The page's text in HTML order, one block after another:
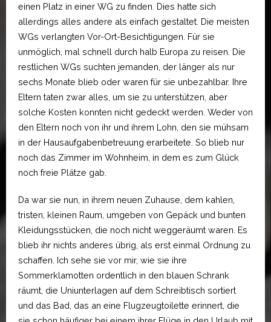
einen Platz in einer WG zu finden. Dies hatte sich
allerdings alles andere als einfach gestaltet. Die meisten
WGs verlangten Vor-Ort-Besichtigungen. Für sie
unmöglich, mal schnell durch halb Europa zu reisen. Die
restlichen WGs suchten jemanden, der länger als nur
sechs Monate blieb oder waren für sie unbezahlbar. Ihre
Eltern taten zwar alles, um sie zu unterstützen, aber
solche Kosten konnten nicht gedeckt werden. Weder von
den Eltern noch von ihr und ihrem Lohn, den sie mühsam
in der Hausaufgabenbetreuung erarbeitete. So blieb nur
noch das Zimmer im Wohnheim, in dem es zum Glück
noch freie Plätze gab.
Da war sie nun, in ihrem neuen Zuhause, dem kahlen,
tristen, kleinen Raum, umgeben von Gepäck und bunten
Kleidungsstücken, die noch nicht weggeräumt waren. Es
blieb ihr nichts anderes übrig, als erst einmal Ordnung zu
schaffen. Ich sehe sie vor mir, wie sie ihre
Sommerklamotten ordentlich in den blauen Schrank
räumt, die Uniunterlagen auf dem Schreibtisch sortiert
und das Bad, das an eine Flugzeugtoilette erinnert, die